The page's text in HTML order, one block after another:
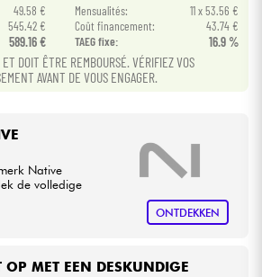
Bekijk onze merken
49.58 € Mensualités:
11 x 53.56 €
545.42 € Coût financement:
43.74 €
589.16 € TAEG fixe: 16.9 %
DOIT ÊTRE REMBOURSÉ. VÉRIFIEZ VOS
AVANT DE VOUS ENGAGER.
Native
de volledige
ONTDEKKEN
OP MET EEN DESKUNDIGE